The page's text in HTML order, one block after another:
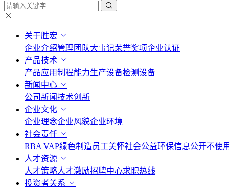
关于胜宏
企业介绍管理团队大事记荣誉奖项企业认证
产品技术
产品应用制程能力生产设备检测设备
新闻中心
公司新闻技术创新
企业文化
企业理念企业风貌企业环境
社会责任
RBA VAP绿色制造员工关怀社会公益环保信息公开不使
人才资源
人才策略人才激励招聘中心求职热线
投资者关系